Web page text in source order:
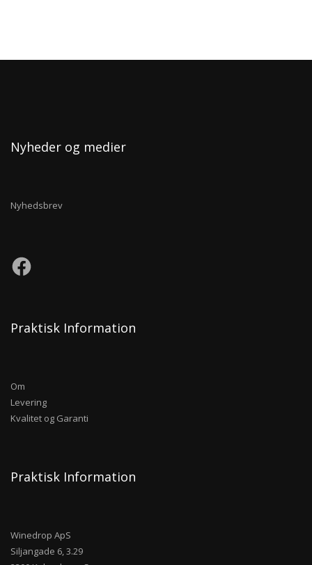
Nyheder og medier
Nyhedsbrev
Praktisk Information
Om
Levering
Kvalitet og Garanti
Praktisk Information
Winedrop ApS
Siljangade 6, 3.29